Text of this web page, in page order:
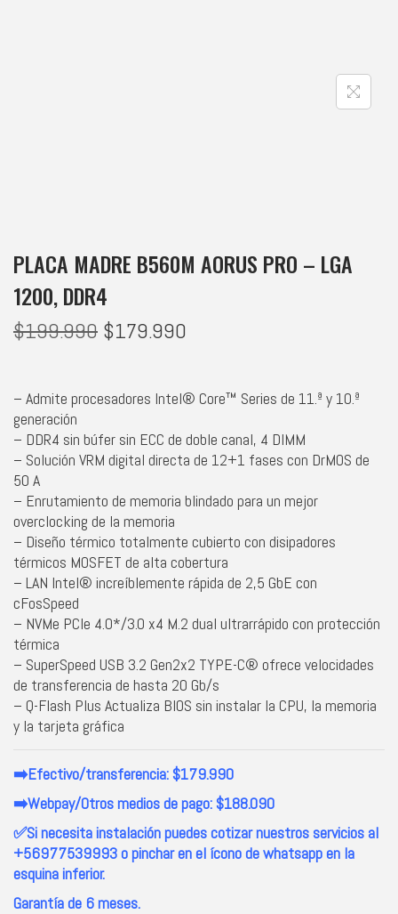
PLACA MADRE B560M AORUS PRO – LGA
1200, DDR4
$199.990 $179.990
– Admite procesadores Intel® Core™ Series de 11.ª y 10.ª
generación
– DDR4 sin búfer sin ECC de doble canal, 4 DIMM
– Solución VRM digital directa de 12+1 fases con DrMOS de
50 A
– Enrutamiento de memoria blindado para un mejor
overclocking de la memoria
– Diseño térmico totalmente cubierto con disipadores
térmicos MOSFET de alta cobertura
– LAN Intel® increíblemente rápida de 2,5 GbE con
cFosSpeed
– NVMe PCIe 4.0*/3.0 x4 M.2 dual ultrarrápido con protección
térmica
– SuperSpeed ​​USB 3.2 Gen2x2 TYPE-C® ofrece velocidades
de transferencia de hasta 20 Gb/s
– Q-Flash Plus Actualiza BIOS sin instalar la CPU, la memoria
y la tarjeta gráfica
➡️Efectivo/transferencia: $179.990
➡️Webpay/Otros medios de pago: $188.090
✅Si necesita instalación puedes cotizar nuestros servicios al
+56977539993 o pinchar en el ícono de whatsapp en la
esquina inferior.
Garantía de 6 meses.